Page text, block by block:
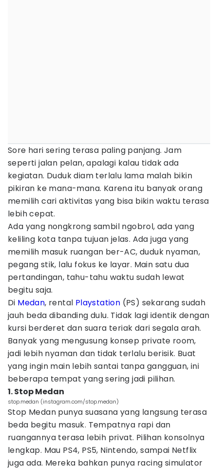
Sore hari sering terasa paling panjang. Jam
seperti jalan pelan, apalagi kalau tidak ada
kegiatan. Duduk diam terlalu lama malah bikin
pikiran ke mana-mana. Karena itu banyak orang
memilih cari aktivitas yang bisa bikin waktu terasa
lebih cepat.
Ada yang nongkrong sambil ngobrol, ada yang
keliling kota tanpa tujuan jelas. Ada juga yang
memilih masuk ruangan ber-AC, duduk nyaman,
pegang stik, lalu fokus ke layar. Main satu dua
pertandingan, tahu-tahu waktu sudah lewat
begitu saja.
Di Medan, rental Playstation (PS) sekarang sudah
jauh beda dibanding dulu. Tidak lagi identik dengan
kursi berderet dan suara teriak dari segala arah.
Banyak yang mengusung konsep private room,
jadi lebih nyaman dan tidak terlalu berisik. Buat
yang ingin main lebih santai tanpa gangguan, ini
beberapa tempat yang sering jadi pilihan.
1. Stop Medan
stop.medan (instagram.com/stop.medan)
Stop Medan punya suasana yang langsung terasa
beda begitu masuk. Tempatnya rapi dan
ruangannya terasa lebih privat. Pilihan konsolnya
lengkap. Mau PS4, PS5, Nintendo, sampai Netflix
juga ada. Mereka bahkan punya racing simulator